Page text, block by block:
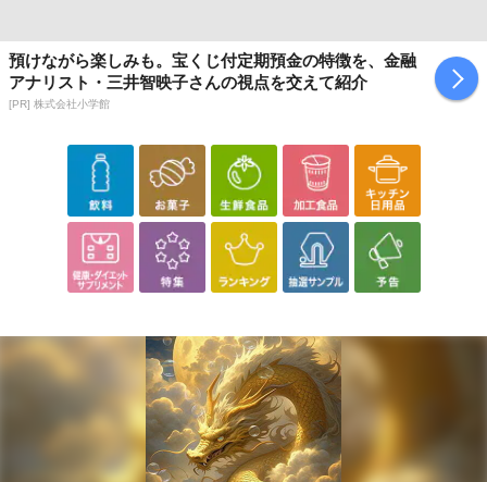
預けながら楽しみも。宝くじ付定期預金の特徴を、金融
アナリスト・三井智映子さんの視点を交えて紹介
[PR] 株式会社小学館